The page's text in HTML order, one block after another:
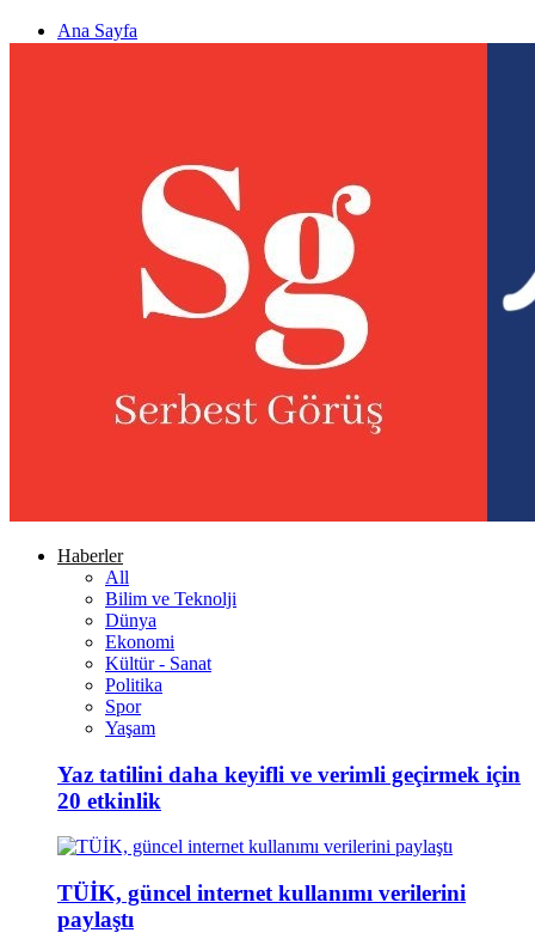
Ana Sayfa
Haberler
All
Bilim ve Teknolji
Dünya
Ekonomi
Kültür - Sanat
Politika
Spor
Yaşam
Yaz tatilini daha keyifli ve verimli geçirmek için
20 etkinlik
TÜİK, güncel internet kullanımı verilerini
paylaştı